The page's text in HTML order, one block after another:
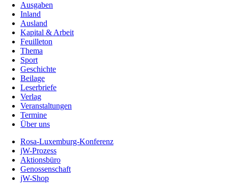
Ausgaben
Inland
Ausland
Kapital & Arbeit
Feuilleton
Thema
Sport
Geschichte
Beilage
Leserbriefe
Verlag
Veranstaltungen
Termine
Über uns
Rosa-Luxemburg-Konferenz
jW-Prozess
Aktionsbüro
Genossenschaft
jW-Shop